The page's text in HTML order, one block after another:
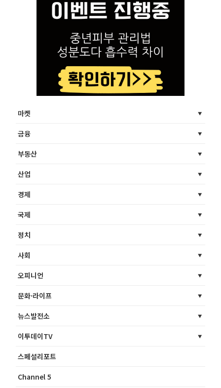
마켓
금융
부동산
산업
경제
국제
정치
사회
오피니언
문화·라이프
뉴스발전소
이투데이TV
스페셜리포트
Channel 5